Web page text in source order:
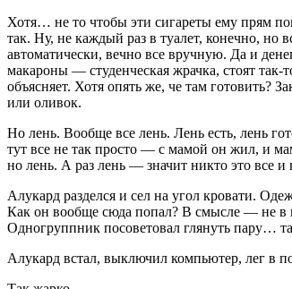
Хотя… не то чтобы эти сигареты ему прям
так. Ну, не каждый раз в туалет, конечно, но
автоматически, вечно все вручную. Да и
макароны — студенческая жрачка, стоят
объясняет. Хотя опять же, че там готовить?
или оливок.
Но лень. Вообще все лень. Лень есть, лень
тут все не так просто — с мамой он жил, и
но лень. А раз лень — значит никто это все
Алукард разделся и сел на угол кровати.
Как он вообще сюда попал? В смысле — не в
Одногруппник посоветовал глянуть пару…
Алукард встал, выключил компьютер, лег в